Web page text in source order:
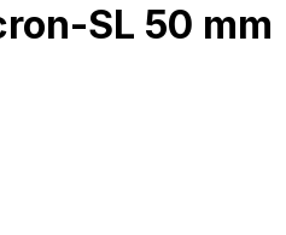
SL 50 mm